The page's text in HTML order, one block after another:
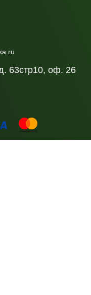
63стр10, оф. 26